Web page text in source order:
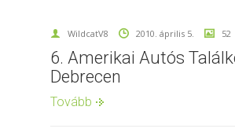
WildcatV8 2010. április 5. 52
6. Amerikai Autós
Debrecen
Tovább